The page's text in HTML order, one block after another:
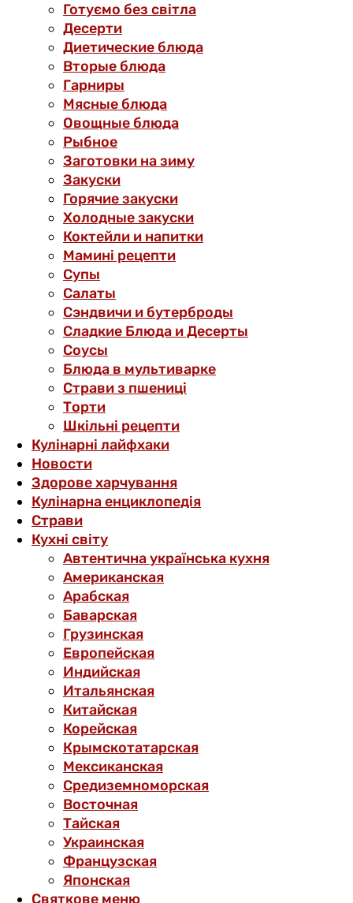
Готуємо без світла
Десерти
Диетические блюда
Вторые блюда
Гарниры
Мясные блюда
Овощные блюда
Рыбное
Заготовки на зиму
Закуски
Горячие закуски
Холодные закуски
Коктейли и напитки
Мамині рецепти
Супы
Салаты
Сэндвичи и бутерброды
Сладкие Блюда и Десерты
Соусы
Блюда в мультиварке
Страви з пшениці
Торти
Шкільні рецепти
Кулінарні лайфхаки
Новости
Здорове харчування
Кулінарна енциклопедія
Страви
Кухні світу
Автентична українська кухня
Американская
Арабская
Баварская
Грузинская
Европейская
Индийская
Итальянская
Китайская
Корейская
Крымскотатарская
Мексиканская
Средиземноморская
Восточная
Тайская
Украинская
Французская
Японская
Святкове меню